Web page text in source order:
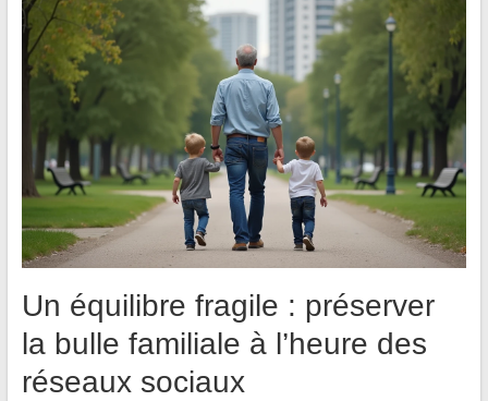
Un équilibre fragile : préserver
la bulle familiale à l’heure des
réseaux sociaux